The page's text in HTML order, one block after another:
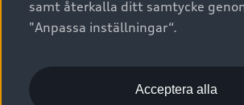
Audi Collection – livsstilsartiklar
Vanliga frågor
2G/3G nätet stängs ned - Hur påverkas
Pressmeddelanden
Nyhetsbrev
Vårt hållbarhetsarbete
Utgivare Juridiskt
Juridiskt Audi AG
Juridiskt Audi Digital Giveaway
Anpassa inställningar för cookies
Visselblåsarkanaler
samt återkalla ditt samtycke
"Anpassa inställningar“.
Acceptera alla